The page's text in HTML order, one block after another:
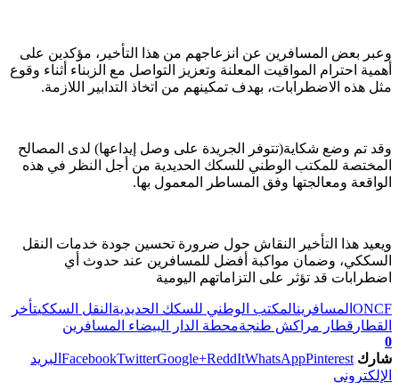
وعبر بعض المسافرين عن انزعاجهم من هذا التأخير، مؤكدين على
أهمية احترام المواقيت المعلنة وتعزيز التواصل مع الزبناء أثناء وقوع
مثل هذه الاضطرابات، بهدف تمكينهم من اتخاذ التدابير اللازمة.
وقد تم وضع شكاية(تتوفر الجريدة على وصل إيداعها) لدى المصالح
المختصة للمكتب الوطني للسكك الحديدية من أجل النظر في هذه
الواقعة ومعالجتها وفق المساطر المعمول بها.
ويعيد هذا التأخير النقاش حول ضرورة تحسين جودة خدمات النقل
السككي، وضمان مواكبة أفضل للمسافرين عند حدوث أي
اضطرابات قد تؤثر على التزاماتهم اليومية
ONCF المسافرينالمكتب الوطني للسكك الحديدية النقل السككيتأخر
القطار قطار مراكش طنجةمحطة الدار البيضاء المسافرين
0
شارك
FacebookTwitterGoogle+ReddItWhatsAppPinterest
البريد
الإلكتروني